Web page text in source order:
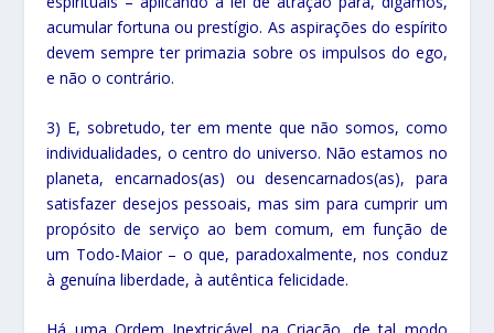
acumular fortuna ou prestígio. As aspirações do espírito
devem sempre ter primazia sobre os impulsos do ego,
e não o contrário.
3) E, sobretudo, ter em mente que não somos, como
individualidades, o centro do universo. Não estamos no
planeta, encarnados(as) ou desencarnados(as), para
satisfazer desejos pessoais, mas sim para cumprir um
propósito de serviço ao bem comum, em função de
um Todo-Maior – o que, paradoxalmente, nos conduz
à genuína liberdade, à autêntica felicidade.